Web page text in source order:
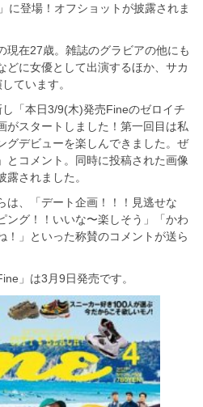
に登場！オフショットが披露されま
現在27歳。雑誌のグラビアの他にも
どに女優として出演するほか、サカ
ています。
「本日3/9(木)発売Fineのゼロイチ
がスタートしました！第一回目は私
グデビューを楽しんできました。ぜ
とコメント。同時に投稿された画像
されました。
は、「デート企画！！！見逃せな
ング！！いいな〜楽しそう」「かわ
！」といった称賛のコメントが送ら
」は3月9日発売です。